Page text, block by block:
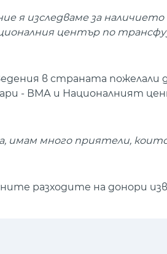
я изследваме за наличието
център по
в страната пожелали
- ВМА и Националният
имам много приятели,
разходите на донори